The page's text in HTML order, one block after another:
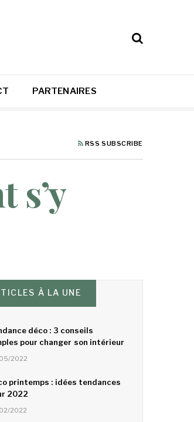
PARTENAIRES
RSS SUBSCRIBE
s’y
À LA UNE
déco : 3 conseils
pour changer son intérieur
2022
printemps : idées tendances
2022
2022